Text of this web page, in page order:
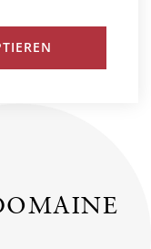
diese hegt
und